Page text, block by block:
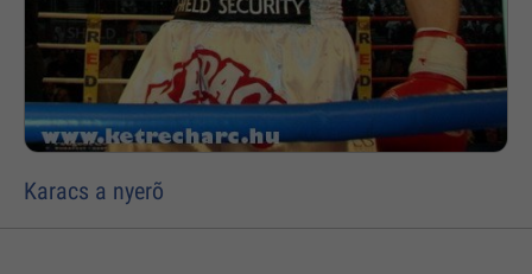
Karacs a nyerõ